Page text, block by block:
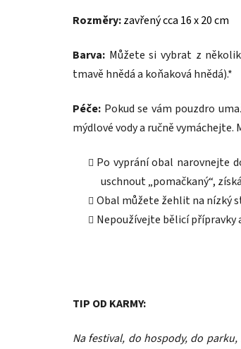
Rozměry:zavřený cca 16 x 20 cm
Barva: Můžete si vybratz
tmavě hnědá a koňaková hnědá).*
Péče: Pokud se vám pouzdro
mýdlové vody a ručně vymáchejte.
Po vyprání obal narovnejte
uschnout „pomačkaný“,
Obal můžete žehlit na nízký
Nepoužívejte bělicí přípravky
TIP OD KARMY:
Na festival, do hospody, do